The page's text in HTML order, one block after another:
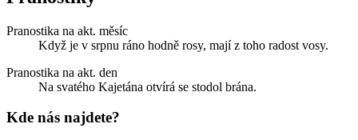
Pranostika na akt. měsíc
Když je v srpnu ráno hodně rosy, mají z toho radost vosy.
Pranostika na akt. den
Na svatého Kajetána otvírá se stodol brána.
Kde nás najdete?